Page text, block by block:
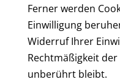
Ferner werden
Einwilligung
Widerruf Ihrer
Rechtmäßigkeit
unberührt bleibt.